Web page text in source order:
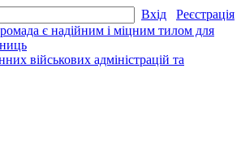
Вхід Реєстрація
є надійним і міцним тилом для
військових адміністрацій та